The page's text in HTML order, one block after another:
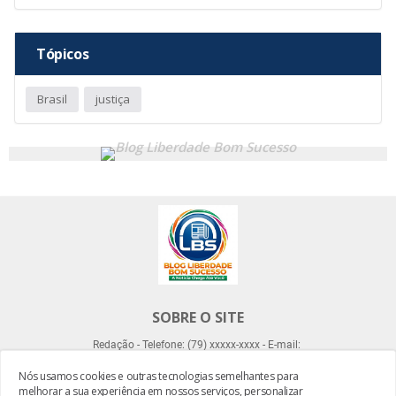
Tópicos
Brasil justiça
SOBRE O SITE
Redação - Telefone: (79) xxxxx-xxxx - E-mail:
Nós usamos cookies e outras tecnologias semelhantes para
melhorar a sua experiência em nossos serviços, personalizar